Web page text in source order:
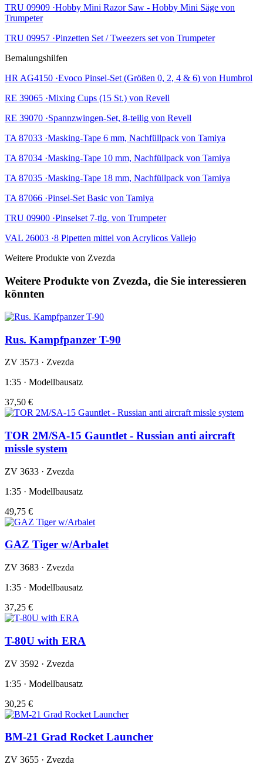
TRU 09909 ·Hobby Mini Razor Saw - Hobby Mini Säge von
Trumpeter
TRU 09957 ·Pinzetten Set / Tweezers set von Trumpeter
Bemalungshilfen
HR AG4150 ·Evoco Pinsel-Set (Größen 0, 2, 4 & 6) von Humbrol
RE 39065 ·Mixing Cups (15 St.) von Revell
RE 39070 ·Spannzwingen-Set, 8-teilig von Revell
TA 87033 ·Masking-Tape 6 mm, Nachfüllpack von Tamiya
TA 87034 ·Masking-Tape 10 mm, Nachfüllpack von Tamiya
TA 87035 ·Masking-Tape 18 mm, Nachfüllpack von Tamiya
TA 87066 ·Pinsel-Set Basic von Tamiya
TRU 09900 ·Pinselset 7-tlg. von Trumpeter
VAL 26003 ·8 Pipetten mittel von Acrylicos Vallejo
Weitere Produkte von Zvezda
Weitere Produkte von Zvezda, die Sie interessieren
könnten
Rus. Kampfpanzer T-90
ZV 3573 · Zvezda
1:35 · Modellbausatz
37,50 €
TOR 2M/SA-15 Gauntlet - Russian anti aircraft
missle system
ZV 3633 · Zvezda
1:35 · Modellbausatz
49,75 €
GAZ Tiger w/Arbalet
ZV 3683 · Zvezda
1:35 · Modellbausatz
37,25 €
T-80U with ERA
ZV 3592 · Zvezda
1:35 · Modellbausatz
30,25 €
BM-21 Grad Rocket Launcher
ZV 3655 · Zvezda